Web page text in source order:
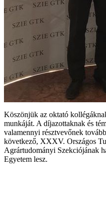
Köszönjük az oktató
munkáját. A díjazottaknak és
valamennyi résztvevőnek
következő, XXXV. Országos
Agrártudományi Szekciójának
Egyetem lesz.